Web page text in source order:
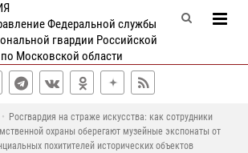
Федеральной службы
гвардии Российской
Московской области
Росгвардия на страже искусства: как сотрудники
охраны оберегают музейные экспонаты от
похитителей исторических объектов